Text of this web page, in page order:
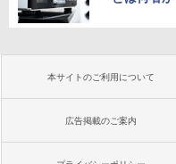
本サイトのご利用について
広告掲載のご案内